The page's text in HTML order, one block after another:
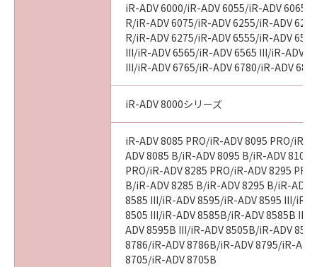
iR-ADV 6000/iR-ADV 6055/iR-ADV 6065/
R/iR-ADV 6075/iR-ADV 6255/iR-ADV
R/iR-ADV 6275/iR-ADV 6555/iR-ADV
III/iR-ADV 6565/iR-ADV 6565 III/iR-ADV
III/iR-ADV 6765/iR-ADV 6780/iR-ADV
iR-ADV 8000シリーズ
iR-ADV 8085 PRO/iR-ADV 8095 PRO/iR-
ADV 8085 B/iR-ADV 8095 B/iR-ADV 8105
PRO/iR-ADV 8285 PRO/iR-ADV 8295
B/iR-ADV 8285 B/iR-ADV 8295 B/iR-ADV
8585 III/iR-ADV 8595/iR-ADV 8595 III/iR-
8505 III/iR-ADV 8585B/iR-ADV 8585B III/
ADV 8595B III/iR-ADV 8505B/iR-ADV
8786/iR-ADV 8786B/iR-ADV 8795/iR-
8705/iR-ADV 8705B